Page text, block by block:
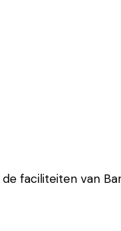
faciliteiten van